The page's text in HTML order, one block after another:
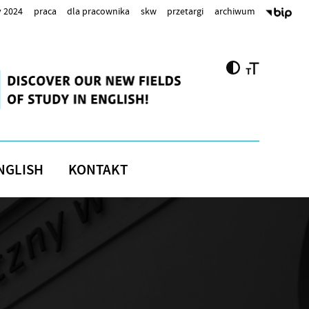
praca dla pracownika skw przetargi archiwum
KONTAKT